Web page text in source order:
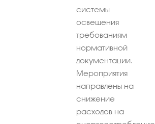
системы
освещения
требованиям
нормативной
документации.
Мероприятия
направлены на
снижение
расходов на